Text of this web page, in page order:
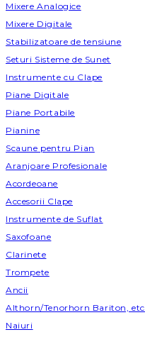
Mixere Analogice
Mixere Digitale
Stabilizatoare de tensiune
Seturi Sisteme de Sunet
Instrumente cu Clape
Piane Digitale
Piane Portabile
Pianine
Scaune pentru Pian
Aranjoare Profesionale
Acordeoane
Accesorii Clape
Instrumente de Suflat
Saxofoane
Clarinete
Trompete
Ancii
Althorn/Tenorhorn Bariton, etc
Naiuri